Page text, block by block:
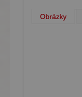
Obrázky